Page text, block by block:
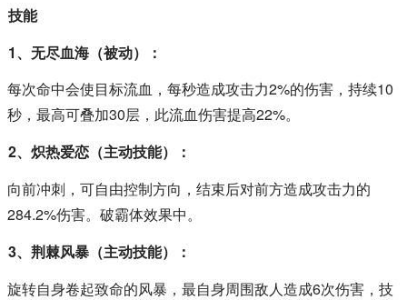
技能
1、无尽血海（被动）：
每次命中会使目标流血，每秒造成攻击力2%的伤害，持续10
秒，最高可叠加30层，此流血伤害提高22%。
2、炽热爱恋（主动技能）：
向前冲刺，可自由控制方向，结束后对前方造成攻击力的
284.2%伤害。破霸体效果中。
3、荆棘风暴（主动技能）：
旋转自身卷起致命的风暴，最自身周围敌人造成6次伤害，技